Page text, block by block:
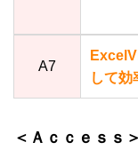
A7
して効
＜Ａｃｃｅｓｓ＞